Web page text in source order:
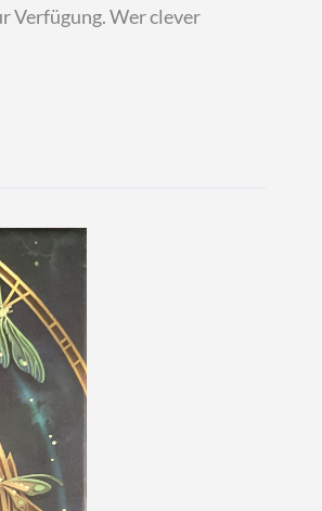
Verfügung. Wer clever